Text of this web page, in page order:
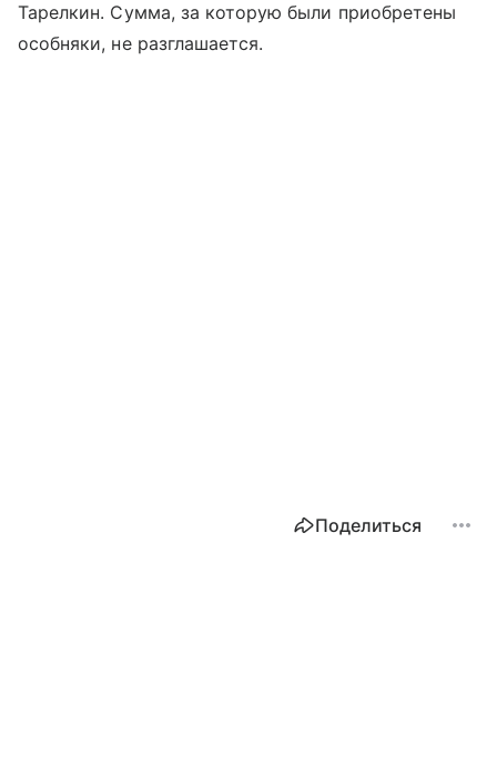
Тарелкин. Сумма, за которую были приобретены
особняки, не разглашается.
Поделиться